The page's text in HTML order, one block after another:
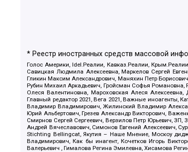
* Реестр иностранных средств массовой
Голос Америки, Idel.Реалии, Кавказ.Реалии,
Савицкая Людмила Алексеевна, Маркелов Сергей
Гликин Максим Александрович, Маняхин Петр
Рубин Михаил Аркадьевич, Гройсман Софья Романовна,
Олеся Валентиновна, Мароховская Алеся
Главный редактор 2021, Вега 2021, Важные иноагенты,
Владимир Владимирович, Жилинский Владимир
Юрий Альбертович, Грезев Александр Викторович,
Смирнов Сергей Сергеевич, Верзилов Петр Юрьевич,
Андрей Вячеславович, Симонов Евгений Алексеевич,
Stichting Bellingcat, Якутия – Наше Мнение, Москоу
Владимирович, Как бы инагент, Кочетков Игорь
Валерьевич , Гималова Регина Эмилевна, Хисамова